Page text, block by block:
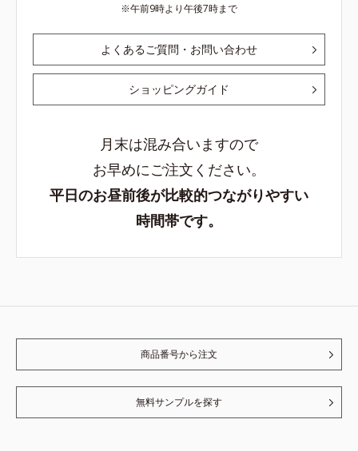
午前9時より午後7時まで
よくあるご質問・お問い合わせ
ショッピングガイド
月末は混み合いますので
お早めにご注文ください。
平日のお昼前後が比較的つながりやすい
時間帯です。
商品番号から注文
無料サンプルを探す